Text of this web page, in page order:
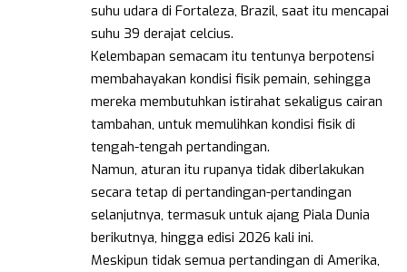
suhu udara di Fortaleza, Brazil, saat itu mencapai
suhu 39 derajat celcius.
Kelembapan semacam itu tentunya berpotensi
membahayakan kondisi fisik pemain, sehingga
mereka membutuhkan istirahat sekaligus cairan
tambahan, untuk memulihkan kondisi fisik di
tengah-tengah pertandingan.
Namun, aturan itu rupanya tidak diberlakukan
secara tetap di pertandingan-pertandingan
selanjutnya, termasuk untuk ajang Piala Dunia
berikutnya, hingga edisi 2026 kali ini.
Meskipun tidak semua pertandingan di Amerika,